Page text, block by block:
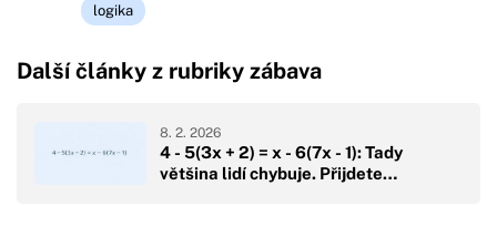
logika
Další články z rubriky zábava
4 - 5(3x + 2) = x - 6(7x - 1): Tady
většina lidí chybuje. Přijdete…
8. 2. 2026